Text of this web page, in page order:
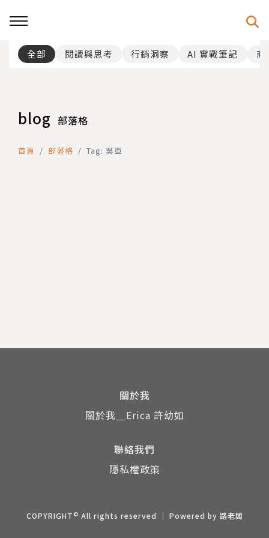
全部 閱讀與思考 行銷洞察 AI 實戰筆記 商
blog 部落格
首頁 部落格 Tag: 吳軍
關於我
關於我＿Erica 許幼如
聯絡我們
隱私權政策
COPYRIGHT © All rights reserved ｜ Powered by 路老闆